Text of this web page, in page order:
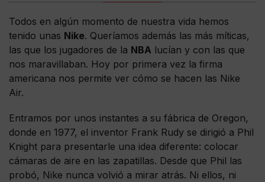
Todos en algún momento de nuestra vida hemos
tenido unas Nike. Queríamos además las más míticas,
las que los jugadores de la NBA lucían y con las que
nos maravillaban. Hoy por primera vez la firma
americana nos permite ver cómo se hacen las Nike
Air.
Entramos por unos instantes a su fábrica de Oregon,
donde en 1977, el inventor Frank Rudy se dirigió a Phil
Knight para presentarle una idea diferente: colocar
cámaras de aire en las zapatillas. Desde que Phil las
probó, Nike nunca volvió a mirar atrás. Ni ellos, ni